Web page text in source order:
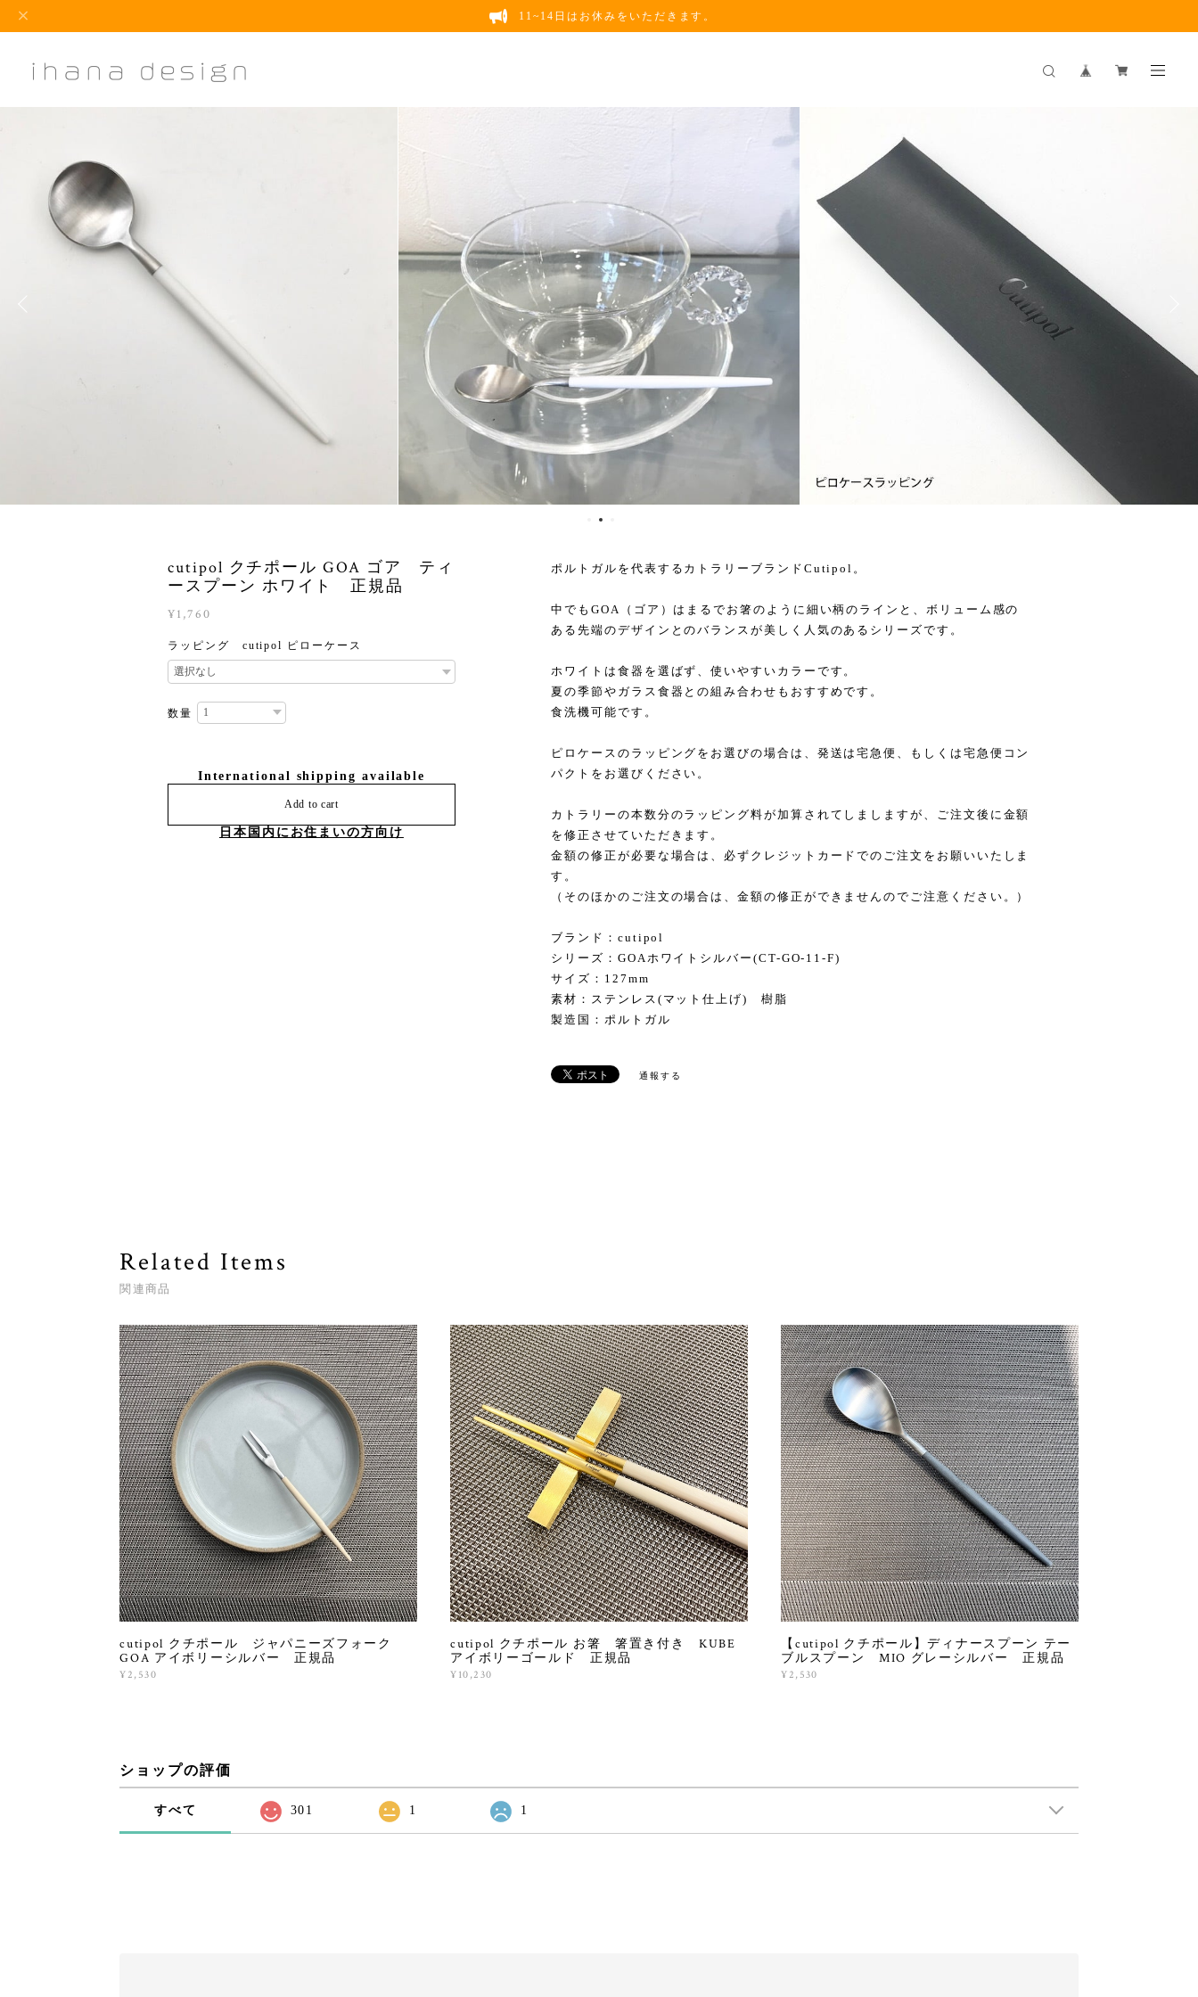
11~14日はお休みをいただきます。
cutipol クチポール GOA ゴア ティ
ースプーン ホワイト 正規品
¥1,760
ラッピング cutipol ピローケース
数量
International shipping available
Add to cart
日本国内にお住まいの方向け
ポルトガルを代表するカトラリーブランドCutipol。
中でもGOA（ゴア）はまるでお箸のように細い柄のラインと、ボリューム感の
ある先端のデザインとのバランスが美しく人気のあるシリーズです。
ホワイトは食器を選ばず、使いやすいカラーです。
夏の季節やガラス食器との組み合わせもおすすめです。
食洗機可能です。
ピロケースのラッピングをお選びの場合は、発送は宅急便、もしくは宅急便コン
パクトをお選びください。
カトラリーの本数分のラッピング料が加算されてしましますが、ご注文後に金額
を修正させていただきます。
金額の修正が必要な場合は、必ずクレジットカードでのご注文をお願いいたしま
す。
（そのほかのご注文の場合は、金額の修正ができませんのでご注意ください。）
ブランド：cutipol
シリーズ：GOAホワイトシルバー(CT-GO-11-F)
サイズ：127mm
素材：ステンレス(マット仕上げ) 樹脂
製造国：ポルトガル
通報する
Related Items
関連商品
cutipol クチポール ジャパニーズフォーク
GOA アイボリーシルバー 正規品
¥2,530
cutipol クチポール お箸 箸置き付き KUBE
アイボリーゴールド 正規品
¥10,230
【cutipol クチポール】ディナースプーン テー
ブルスプーン MIO グレーシルバー 正規品
¥2,530
ショップの評価
すべて 301 1 1